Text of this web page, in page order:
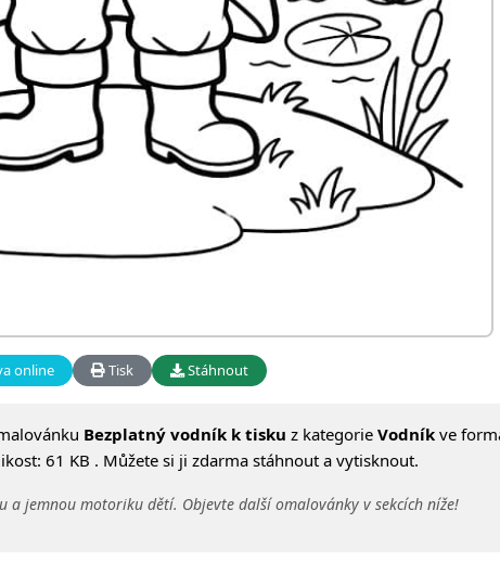
online Tisk Stáhnout
Bezplatný vodník k tisku z kategorie Vodník ve
61 KB . Můžete si ji zdarma stáhnout a vytisknout.
jemnou motoriku dětí. Objevte další omalovánky v sekcích níže!